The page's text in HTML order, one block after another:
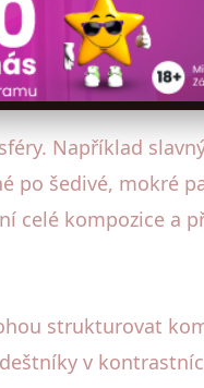
Například
po šedivé, mokré
celé kompozice a
strukturovat
v